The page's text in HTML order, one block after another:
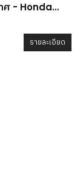
ศ - Honda
รายละเอียด